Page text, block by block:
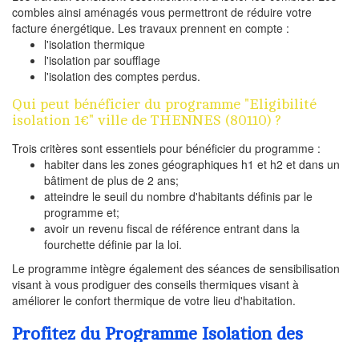
combles ainsi aménagés vous permettront de réduire votre
facture énergétique. Les travaux prennent en compte :
l'isolation thermique
l'isolation par soufflage
l'isolation des comptes perdus.
Qui peut bénéficier du programme "Eligibilité
isolation 1€" ville de THENNES (80110) ?
Trois critères sont essentiels pour bénéficier du programme :
habiter dans les zones géographiques h1 et h2 et dans un
bâtiment de plus de 2 ans;
atteindre le seuil du nombre d'habitants définis par le
programme et;
avoir un revenu fiscal de référence entrant dans la
fourchette définie par la loi.
Le programme intègre également des séances de sensibilisation
visant à vous prodiguer des conseils thermiques visant à
améliorer le confort thermique de votre lieu d'habitation.
Profitez du Programme Isolation des